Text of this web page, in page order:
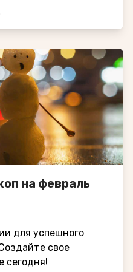
на февраль
для успешного
свое
сегодня!